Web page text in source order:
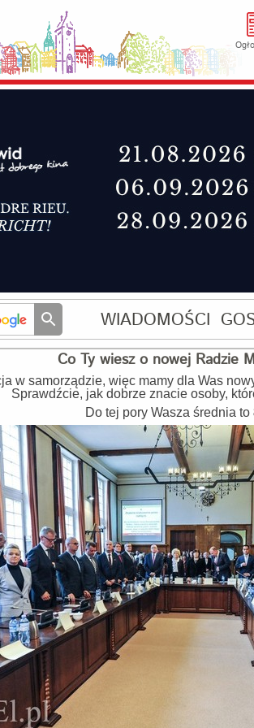
WIADOMOŚCI
Co Ty wiesz o nowej Radzie
w samorządzie, więc mamy dla Was
Sprawdźcie, jak dobrze znacie osoby,
Do tej pory Wasza średnia to